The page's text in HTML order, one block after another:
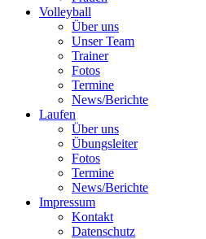
Volleyball
Über uns
Unser Team
Trainer
Fotos
Termine
News/Berichte
Laufen
Über uns
Übungsleiter
Fotos
Termine
News/Berichte
Impressum
Kontakt
Datenschutz